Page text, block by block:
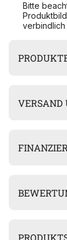
Bitte
verbindlich
VERSAND